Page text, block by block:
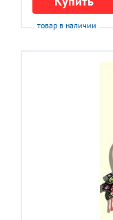
товар в наличии